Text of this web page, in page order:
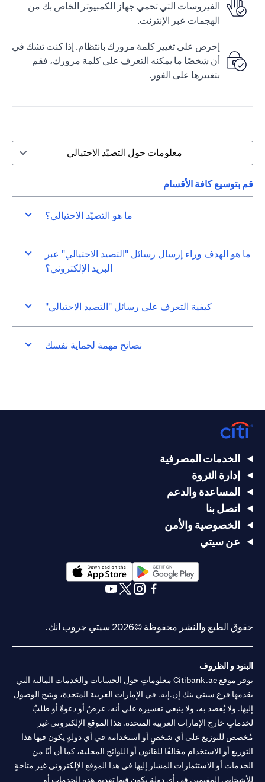
الفيروسات التي تحمي جهاز الكمبيوتر الخاص بك من
الهجمات عبر الإنترنت.
إحرص على تغيير كلمة مرورك بانتظام. إذا كنت تشك في
أن شخصًا ما يمكنه التعرف على كلمة مرورك، فقم
بتغييرها على الفور.
معلومات حول التصيّد الاحتيالي
قم بتوسيع كافة الأقسام
ما هو التصيّد الاحتيالي؟
ما هو الهدف وراء إرسال رسائل "التصيد الاحتيالي" عبر
البريد الإلكتروني؟
كيفية التعرف على رسائل "التصيد الاحتيالي"
نصائح مهمة لحماية نفسك
الخدمات المصرفية
إدارة الثروة
المساعدة والدعم
اتصل بنا
الخصوصية والأمن
عن سيتي
opens in a new tab
opens in a new tab
حقوق الطبع والنشر محفوظة ©2026 سيتي جروب انك.
البنود و الظروف
يوفر موقع Citibank.ae معلوماتٍ حول الحسابات والخدمات المالية التي
يقدمها فرع سيتي بنك إن.إيه. في الإمارات العربية المتحدة، ويتيح الوصول
إليها. ولا يُقصد به، ولا ينبغي تفسيره على أنه، عرضٌ أو دعوةٌ أو طلبٌ
لخدماتٍ خارج الإمارات العربية المتحدة. هذا الموقع الإلكتروني غير
مُخصص للتوزيع على أي شخصٍ أو استخدامه في أي دولةٍ يكون فيها هذا
التوزيع أو الاستخدام مخالفًا للقانون أو اللوائح المحلية، كما أن أيًا من
الخدمات أو الاستثمارات المشار إليها في هذا الموقع الإلكتروني غير متاحةٍ
للأشخاص المقيمين في أي دولةٍ يكون فيها تقديم هذه الخدمات أو